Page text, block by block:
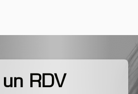
RDV